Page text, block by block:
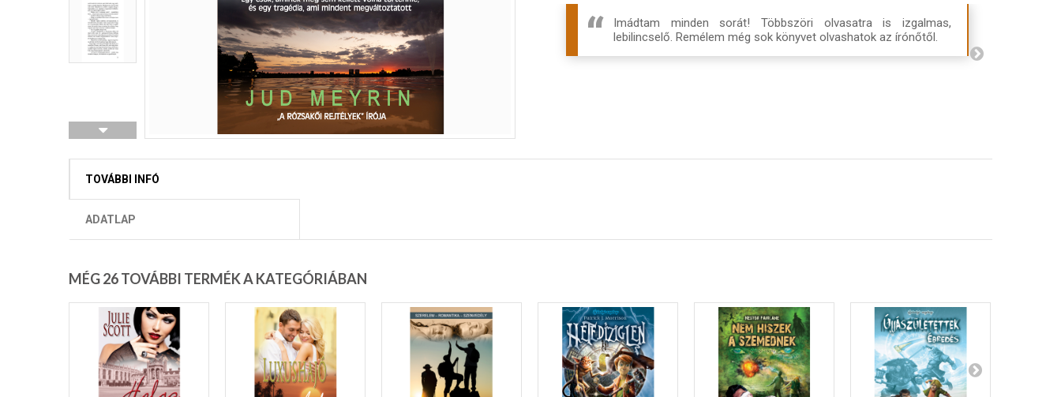
Imádtam minden sorát! Többszöri olvasatra is izgalmas,
lebilincselő. Remélem még sok könyvet olvashatok az írónőtől.
TOVÁBBI INFÓ
ADATLAP
MÉG 26 TOVÁBBI TERMÉK A KATEGÓRIÁBAN